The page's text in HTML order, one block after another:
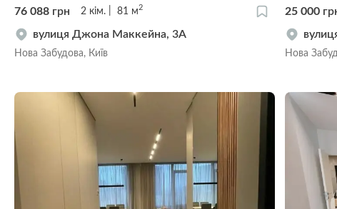
76 088 грн 2 кім. 81 м2
вулиця Джона Маккейна, 3А
Нова Забудова, Київ
25 000
Нова